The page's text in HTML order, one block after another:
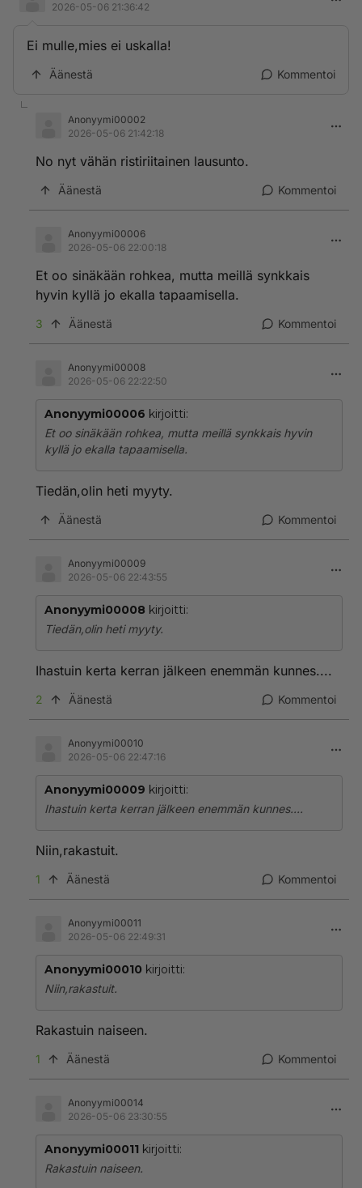
2026-05-06 21:36:42
Ei mulle,mies ei uskalla!
Äänestä Kommentoi
Anonyymi00002
2026-05-06 21:42:18
No nyt vähän ristiriitainen lausunto.
Äänestä Kommentoi
Anonyymi00006
2026-05-06 22:00:18
Et oo sinäkään rohkea, mutta meillä synkkais
hyvin kyllä jo ekalla tapaamisella.
3 Äänestä Kommentoi
Anonyymi00008
2026-05-06 22:22:50
Anonyymi00006 kirjoitti:
Et oo sinäkään rohkea, mutta meillä synkkais hyvin
kyllä jo ekalla tapaamisella.
Tiedän,olin heti myyty.
Äänestä Kommentoi
Anonyymi00009
2026-05-06 22:43:55
Anonyymi00008 kirjoitti:
Tiedän,olin heti myyty.
Ihastuin kerta kerran jälkeen enemmän kunnes....
2 Äänestä Kommentoi
Anonyymi00010
2026-05-06 22:47:16
Anonyymi00009 kirjoitti:
Ihastuin kerta kerran jälkeen enemmän kunnes....
Niin,rakastuit.
1 Äänestä Kommentoi
Anonyymi00011
2026-05-06 22:49:31
Anonyymi00010 kirjoitti:
Niin,rakastuit.
Rakastuin naiseen.
1 Äänestä Kommentoi
Anonyymi00014
2026-05-06 23:30:55
Anonyymi00011 kirjoitti:
Rakastuin naiseen.